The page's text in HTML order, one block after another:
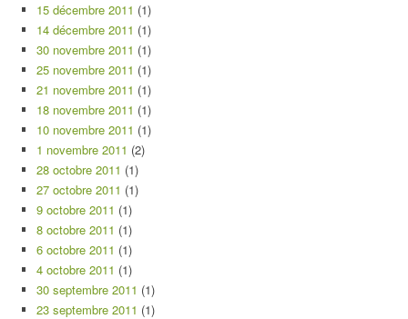
15 décembre 2011 (1)
14 décembre 2011 (1)
30 novembre 2011 (1)
25 novembre 2011 (1)
21 novembre 2011 (1)
18 novembre 2011 (1)
10 novembre 2011 (1)
1 novembre 2011 (2)
28 octobre 2011 (1)
27 octobre 2011 (1)
9 octobre 2011 (1)
8 octobre 2011 (1)
6 octobre 2011 (1)
4 octobre 2011 (1)
30 septembre 2011 (1)
23 septembre 2011 (1)